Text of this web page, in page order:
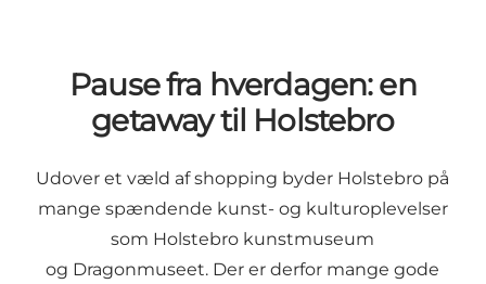
Pause fra hverdagen: en
getaway til Holstebro
Udover et væld af shopping byder Holstebro på
mange spændende kunst- og kulturoplevelser
som Holstebro kunstmuseum
og Dragonmuseet. Der er derfor mange gode